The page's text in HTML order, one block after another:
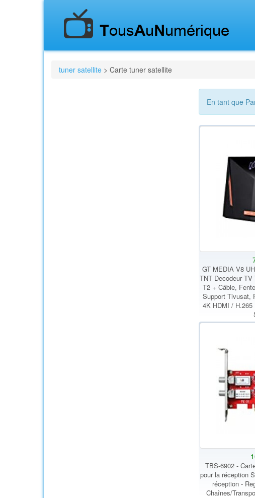
tuner satellite > Carte tuner satellite
En tant que
GT MEDIA V8
TNT Decodeur TV
T2 + Câble,
Support Tivusat,
4K HDMI /
TBS-6902 -
pour la réception
réception -
Chaînes/